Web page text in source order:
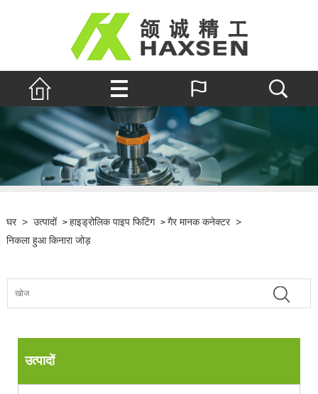
घर > उत्पादों > हाइड्रोलिक पाइप फिटिंग > गैर मानक कनेक्टर >
निकला हुआ किनारा जोड़
उत्पादों